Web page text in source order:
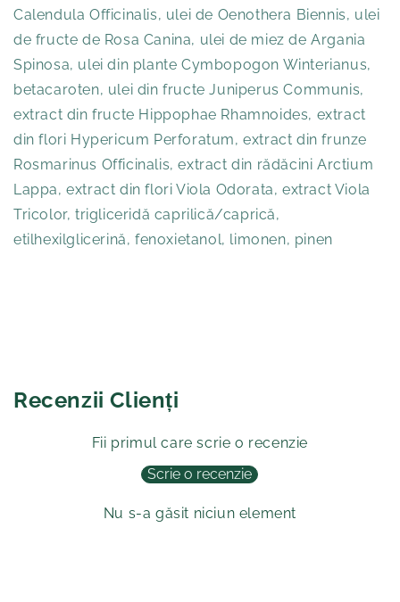
Calendula Officinalis, ulei de Oenothera Biennis, ulei
de fructe de Rosa Canina, ulei de miez de Argania
Spinosa, ulei din plante Cymbopogon Winterianus,
betacaroten, ulei din fructe Juniperus Communis,
extract din fructe Hippophae Rhamnoides, extract
din flori Hypericum Perforatum, extract din frunze
Rosmarinus Officinalis, extract din rădăcini Arctium
Lappa, extract din flori Viola Odorata, extract Viola
Tricolor, trigliceridă caprilică/caprică,
etilhexilglicerină, fenoxietanol, limonen, pinen
Recenzii Clienți
Fii primul care scrie o recenzie
Scrie o recenzie
Nu s-a găsit niciun element